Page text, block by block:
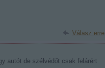
Válasz erre
autót de szélvédőt csak felárért